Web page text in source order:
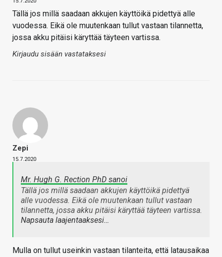
Tällä jos millä saadaan akkujen käyttöikä pidettyä alle
vuodessa. Eikä ole muutenkaan tullut vastaan tilannetta,
jossa akku pitäisi käryttää täyteen vartissa.
Kirjaudu sisään vastataksesi
Zepi
15.7.2020
Mr. Hugh G. Rection PhD sanoi
Tällä jos millä saadaan akkujen käyttöikä pidettyä
alle vuodessa. Eikä ole muutenkaan tullut vastaan
tilannetta, jossa akku pitäisi käryttää täyteen vartissa.
Napsauta laajentaaksesi…
Mulla on tullut useinkin vastaan tilanteita, että latausaikaa